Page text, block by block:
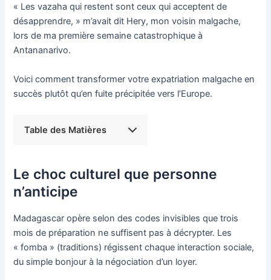
« Les vazaha qui restent sont ceux qui acceptent de
désapprendre, » m’avait dit Hery, mon voisin malgache,
lors de ma première semaine catastrophique à
Antananarivo.
Voici comment transformer votre expatriation malgache en
succès plutôt qu’en fuite précipitée vers l’Europe.
Table des Matières
Le choc culturel que personne
n’anticipe
Madagascar opère selon des codes invisibles que trois
mois de préparation ne suffisent pas à décrypter. Les
« fomba » (traditions) régissent chaque interaction sociale,
du simple bonjour à la négociation d’un loyer.